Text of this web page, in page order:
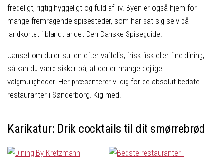
fredeligt, rigtig hyggeligt og fuld af liv. Byen er også hjem for
mange fremragende spisesteder, som har sat sig selv på
landkortet i blandt andet Den Danske Spiseguide.
Uanset om du er sulten efter vaffelis, frisk fisk eller fine dining,
så kan du være sikker på, at der er mange dejlige
valgmuligheder. Her præsenterer vi dig for de absolut bedste
restauranter i Sønderborg. Kig med!
Karikatur: Drik cocktails til dit smørrebrød